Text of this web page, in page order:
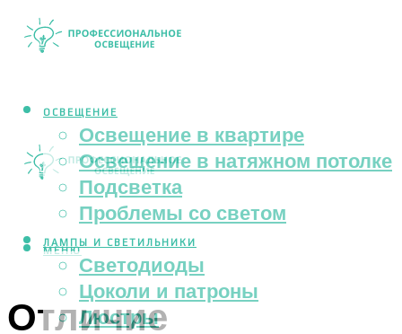
ОСВЕЩЕНИЕ
Освещение в квартире
Освещение в натяжном потолке
Подсветка
Проблемы со светом
ЛАМПЫ И СВЕТИЛЬНИКИ
Светодиоды
Цоколи и патроны
Люстры
МЕНЮ
Отличие